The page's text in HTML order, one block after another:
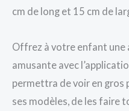
cm de long et 15 cm de
Offrez à votre enfant
amusante avec
permettra de voir en gros
ses modèles, de les faire